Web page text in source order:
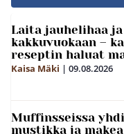
Laita jauhelihaa
kakkuvuokaan –
reseptin haluat
Kaisa Mäki | 09.08.2026
Muffinsseissa
mustikka ja